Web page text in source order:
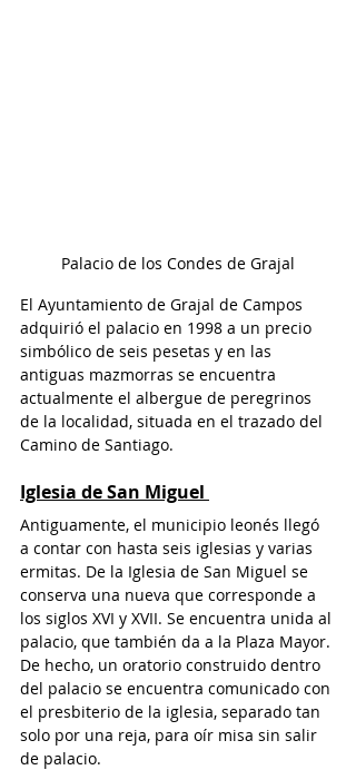
Palacio de los Condes de Grajal
El Ayuntamiento de Grajal de Campos
adquirió el palacio en 1998 a un precio
simbólico de seis pesetas y en las
antiguas mazmorras se encuentra
actualmente el albergue de peregrinos
de la localidad, situada en el trazado del
Camino de Santiago.
Iglesia de San Miguel
Antiguamente, el municipio leonés llegó
a contar con hasta seis iglesias y varias
ermitas. De la Iglesia de San Miguel se
conserva una nueva que corresponde a
los siglos XVI y XVII. Se encuentra unida al
palacio, que también da a la Plaza Mayor.
De hecho, un oratorio construido dentro
del palacio se encuentra comunicado con
el presbiterio de la iglesia, separado tan
solo por una reja, para oír misa sin salir
de palacio.